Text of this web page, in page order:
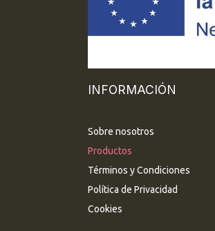
INFORMACIÓN
Sobre nosotros
Productos
Términos y Condiciones
Política de Privacidad
Cookies